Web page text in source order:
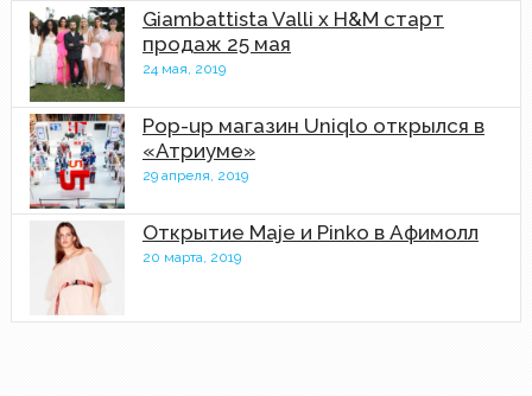
Giambattista Valli x H&M старт
продаж 25 мая
24 мая, 2019
Pop-up магазин Uniqlo открылся в
«Атриуме»
29 апреля, 2019
Открытие Maje и Pinko в Афимолл
20 марта, 2019